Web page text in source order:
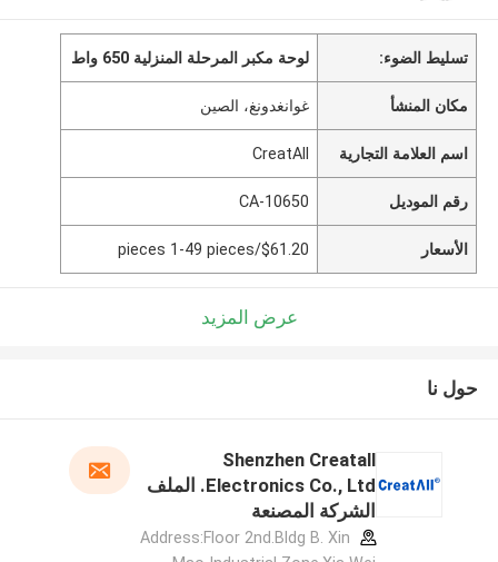
تسليط الضوء: لوحة مكبر المرحلة المنزلية 650 واط
مكان المنشأ غوانغدونغ، الصين
اسم العلامة التجارية CreatAll
رقم الموديل CA-10650
الأسعار $61.20/pieces 1-49 pieces
عرض المزيد
حول نا
Shenzhen Creatall
Electronics Co., Ltd. الملف
الشركة المصنعة
Address:Floor 2nd.Bldg B. Xin